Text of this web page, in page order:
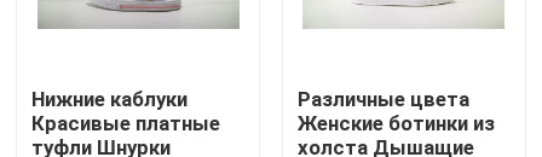
Нижние каблуки
Красивые платные
туфли Шнурки
Различные цвета
Женские ботинки из
холста Дышащие